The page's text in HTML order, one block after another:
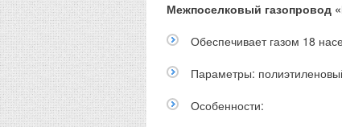
Межпоселковый газопровод
Обеспечивает газом 18
Параметры:
Особенности: